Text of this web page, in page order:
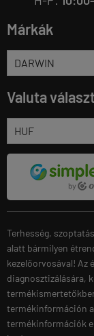
Márkák
Valuta
Terhesség,
alatt bármilyen
kezelőorvosával! Az
diagnosztizálására,
termékinformáción
termékinformációk